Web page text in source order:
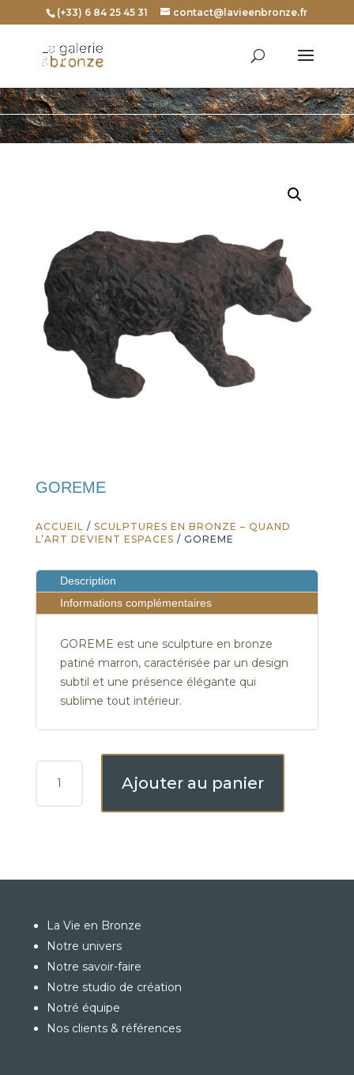
(+33) 6 84 25 45 31 contact@lavieenbronze.fr
GOREME
ACCUEIL / SCULPTURES EN BRONZE – QUAND
L’ART DEVIENT ESPACES / GOREME
Description
Informations complémentaires
GOREME est une sculpture en bronze
patiné marron, caractérisée par un design
subtil et une présence élégante qui
sublime tout intérieur.
Ajouter au panier
La Vie en Bronze
Notre univers
Notre savoir-faire
Notre studio de création
Notré équipe
Nos clients & références